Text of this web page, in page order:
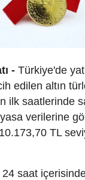
- Türkiye'de
edilen altın
ilk saatlerinde
verilerine
TL
24 saat